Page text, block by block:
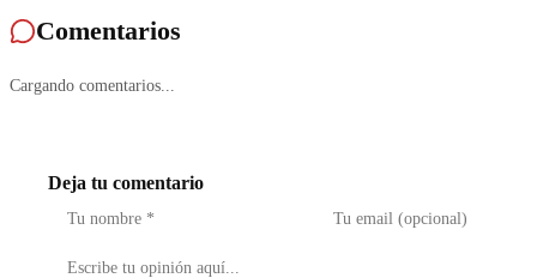
Comentarios
Cargando comentarios...
Deja tu comentario